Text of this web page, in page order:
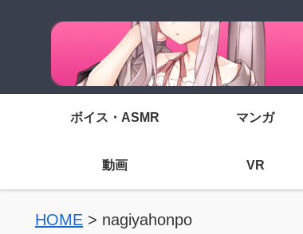
ボイス・ASMR マンガ
動画 VR
HOME > nagiyahonpo